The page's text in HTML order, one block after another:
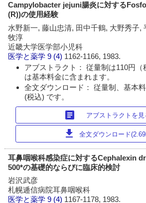
Campylobacter jejuni腸炎に対する
(R))の使用経験
水野新一, 藤山忠清, 田中千鶴, 大野秀子,
牧淳
近畿大学医学部小児科
医学と薬学 9 (4) 1162-1166, 1983.
アブストラクト： 従量制は110円（
は基本料金に含まれます。
全文ダウンロード： 従量制、基本
(税込) です。
article アブストラクトを見
download 全文ダウンロード
耳鼻咽喉科感染症に対するCephalexin
500*の基礎的ならびに臨床的検討
岩沢武彦
札幌逓信病院耳鼻咽喉科
医学と薬学 9 (4) 1167-1178, 1983.